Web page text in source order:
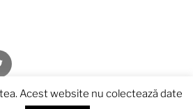
WordPress
Acest website nu colectează date